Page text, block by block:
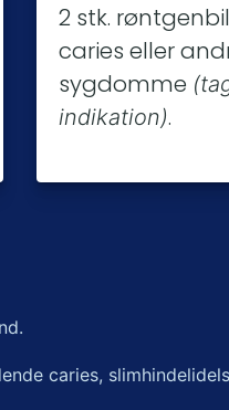
2 stk.
caries eller
sygdomme
indikation).
caries,